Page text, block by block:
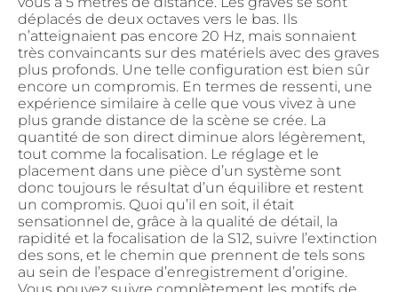
déplacés de deux octaves vers le bas. Ils
n’atteignaient pas encore 20 Hz, mais sonnaient
très convaincants sur des matériels avec des graves
plus profonds. Une telle configuration est bien sûr
encore un compromis. En termes de ressenti, une
expérience similaire à celle que vous vivez à une
plus grande distance de la scène se crée. La
quantité de son direct diminue alors légèrement,
tout comme la focalisation. Le réglage et le
placement dans une pièce d’un système sont
donc toujours le résultat d’un équilibre et restent
un compromis. Quoi qu’il en soit, il était
sensationnel de, grâce à la qualité de détail, la
rapidité et la focalisation de la S12, suivre l’extinction
des sons, et le chemin que prennent de tels sons
au sein de l’espace d’enregistrement d’origine.
Vous pouvez suivre complètement les motifs de